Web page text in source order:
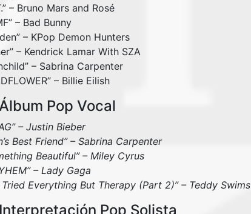
– Bruno Mars and Rosé
– Bad Bunny
– KPop Demon Hunters
– Kendrick Lamar With SZA
– Sabrina Carpenter
– Billie Eilish
Pop Vocal
– Justin Bieber
Best Friend” – Sabrina Carpenter
Beautiful” – Miley Cyrus
– Lady Gaga
Tried Everything But Therapy (Part 2)” – Teddy Swims
Pop Solista